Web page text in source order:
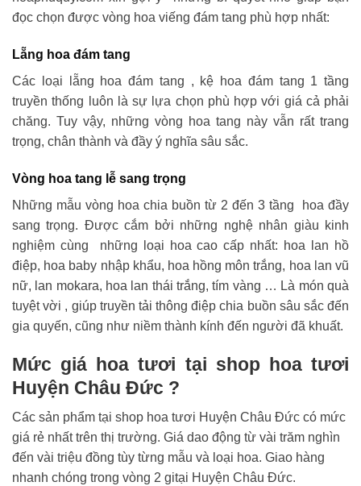
đọc chọn được vòng hoa viếng đám tang phù hợp nhất:
Lẵng hoa đám tang
Các loại lẵng hoa đám tang , kệ hoa đám tang 1 tầng
truyền thống luôn là sự lựa chọn phù hợp với giá cả phải
chăng. Tuy vậy, những vòng hoa tang này vẫn rất trang
trọng, chân thành và đầy ý nghĩa sâu sắc.
Vòng hoa tang lễ sang trọng
Những mẫu vòng hoa chia buồn từ 2 đến 3 tầng hoa đầy
sang trọng. Được cắm bởi những nghệ nhân giàu kinh
nghiệm cùng những loại hoa cao cấp nhất: hoa lan hồ
điệp, hoa baby nhập khẩu, hoa hồng môn trắng, hoa lan vũ
nữ, lan mokara, hoa lan thái trắng, tím vàng … Là món quà
tuyệt vời , giúp truyền tải thông điệp chia buồn sâu sắc đến
gia quyến, cũng như niềm thành kính đến người đã khuất.
Mức giá hoa tươi tại shop hoa tươi
Huyện Châu Đức ?
Các sản phẩm tại shop hoa tươi Huyện Châu Đức có mức
giá rẻ nhất trên thị trường. Giá dao động từ vài trăm nghìn
đến vài triệu đồng tùy từng mẫu và loại hoa. Giao hàng
nhanh chóng trong vòng 2 gitại Huyện Châu Đức.